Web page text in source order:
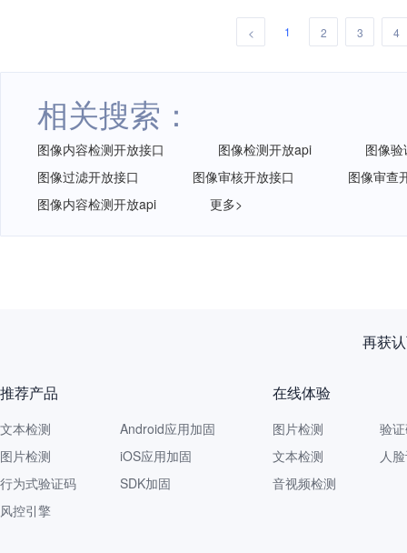
< 1 2 3 4
相关搜索：
图像内容检测开放接口 图像检测开放api
图像
图像过滤开放接口
图像审核开放接口
图像审查
图像内容检测开放api
更多>
再获
推荐产品
文本检测
图片检测
行为式验证码
风控引擎
Android应用加固
iOS应用加固
SDK加固
在线体验
图片检测
文本检测
音视频检测
验
人